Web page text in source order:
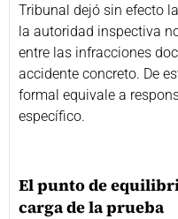
Tribunal dejó sin efecto
la autoridad inspectiva
entre las infracciones
accidente concreto. De
formal equivale a
específico.
El punto de
carga de la prueba